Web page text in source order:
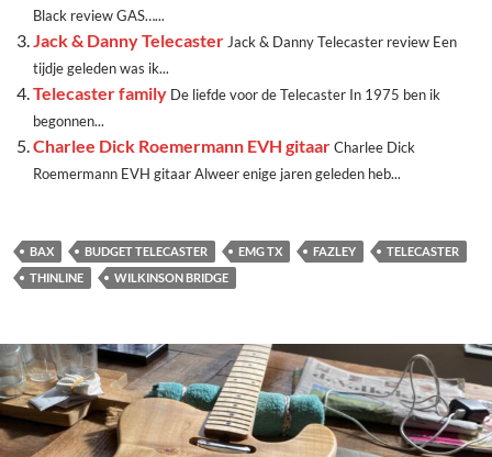
Black review GAS…...
Jack & Danny TelecasterJack & Danny Telecaster review Een
tijdje geleden was ik...
Telecaster family De liefde voor de Telecaster In 1975 ben ik
begonnen...
Charlee Dick Roemermann EVH gitaarCharlee Dick
Roemermann EVH gitaar Alweer enige jaren geleden heb...
BAX BUDGET TELECASTER EMG TX FAZLEY
TELECASTER
THINLINE
WILKINSON BRIDGE